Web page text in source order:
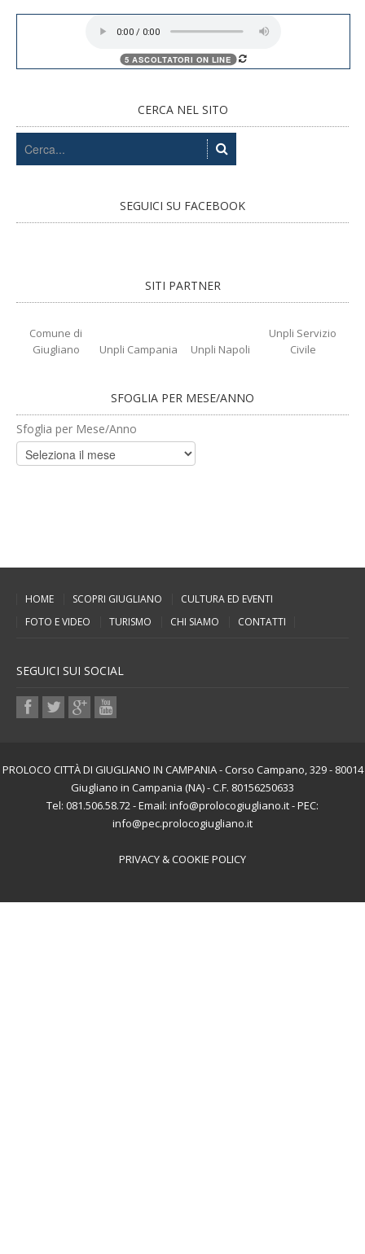
CERCA NEL SITO
SEGUICI SU FACEBOOK
SITI PARTNER
Comune di
Giugliano
Unpli Campania Unpli Napoli
Unpli Servizio
Civile
SFOGLIA PER MESE/ANNO
Sfoglia per Mese/Anno
HOME SCOPRI GIUGLIANO
CULTURA ED EVENTI
FOTO E VIDEO
TURISMO CHI SIAMO CONTATTI
SEGUICI SUI SOCIAL
PROLOCO CITTÀ DI GIUGLIANO IN CAMPANIA - Corso Campano, 329 - 80014
Giugliano in Campania (NA) - C.F. 80156250633
Tel: 081.506.58.72 - Email: info@prolocogiugliano.it - PEC:
info@pec.prolocogiugliano.it
PRIVACY & COOKIE POLICY